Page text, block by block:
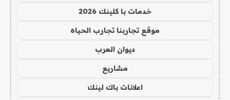
خدمات با كلينك 2026
موقع تجاربنا تجارب الحياه
ديوان العرب
مشاريع
اعلانات باك لينك